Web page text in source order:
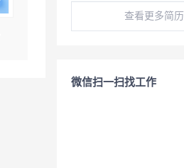
查看更多简历
微信扫一扫找工作